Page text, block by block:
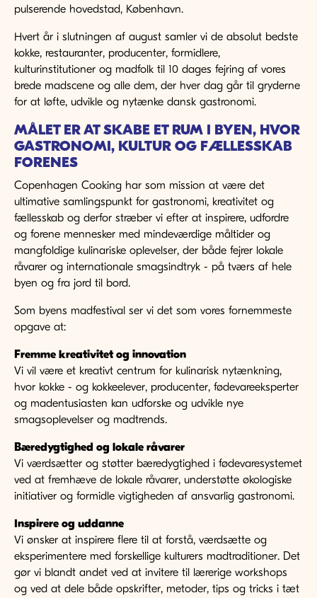
pulserende hovedstad, København.
Hvert år i slutningen af august samler vi de absolut bedste
kokke, restauranter, producenter, formidlere,
kulturinstitutioner og madfolk til 10 dages fejring af vores
brede madscene og alle dem, der hver dag går til gryderne
for at løfte, udvikle og nytænke dansk gastronomi.
MÅLET ER AT SKABE ET RUM I BYEN, HVOR
GASTRONOMI, KULTUR OG FÆLLESSKAB
FORENES
Copenhagen Cooking har som mission at være det
ultimative samlingspunkt for gastronomi, kreativitet og
fællesskab og derfor stræber vi efter at inspirere, udfordre
og forene mennesker med mindeværdige måltider og
mangfoldige kulinariske oplevelser, der både fejrer lokale
råvarer og internationale smagsindtryk - på tværs af hele
byen og fra jord til bord.
Som byens madfestival ser vi det som vores fornemmeste
opgave at:
Fremme kreativitet og innovation
Vi vil være et kreativt centrum for kulinarisk nytænkning,
hvor kokke - og kokkeelever, producenter, fødevareeksperter
og madentusiasten kan udforske og udvikle nye
smagsoplevelser og madtrends.
Bæredygtighed og lokale råvarer
Vi værdsætter og støtter bæredygtighed i fødevaresystemet
ved at fremhæve de lokale råvarer, understøtte økologiske
initiativer og formidle vigtigheden af ansvarlig gastronomi.
Inspirere og uddanne
Vi ønsker at inspirere flere til at forstå, værdsætte og
eksperimentere med forskellige kulturers madtraditioner. Det
gør vi blandt andet ved at invitere til lærerige workshops
og ved at dele både opskrifter, metoder, tips og tricks i tæt